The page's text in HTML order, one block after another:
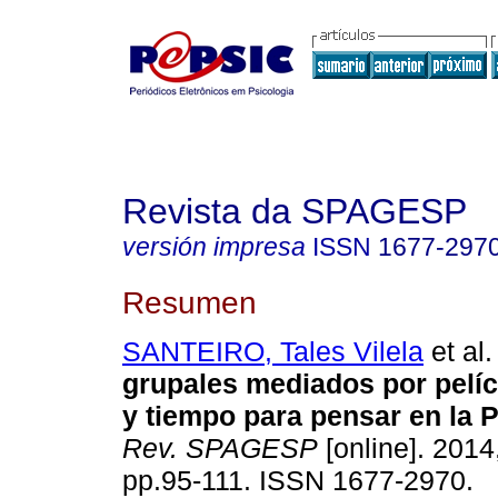
Revista da SPAGESP
versión impresa ISSN 1677-
Resumen
SANTEIRO, Tales Vilela et al.
grupales mediados por
y tiempo para pensar en la
Rev. SPAGESP [online].
pp.95-111. ISSN 1677-2970.